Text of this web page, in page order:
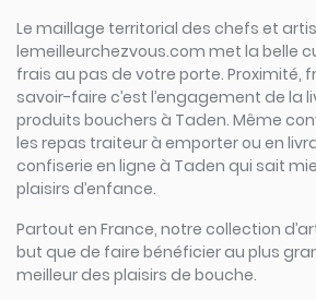
Le maillage territorial des chefs et
lemeilleurchezvous.com met la belle
frais au pas de votre porte. Proximité,
savoir-faire c’est l’engagement de la
produits bouchers à Taden. Même
les repas traiteur à emporter ou en
confiserie en ligne à Taden qui sait
plaisirs d’enfance.
Partout en France, notre collection
but que de faire bénéficier au plus
meilleur des plaisirs de bouche.